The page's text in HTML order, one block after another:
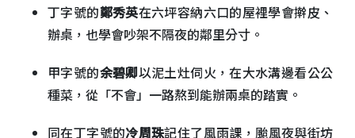
丁字號的鄭秀英在六坪容納六口的屋裡學會擀皮、
辦桌，也學會吵架不隔夜的鄰里分寸。
甲字號的余碧卿以泥土灶伺火，在大水溝邊看公公
種菜，從「不會」一路熬到能辦兩桌的踏實。
同在丁字號的冷周珠記住了風雨課，颱風夜與街坊